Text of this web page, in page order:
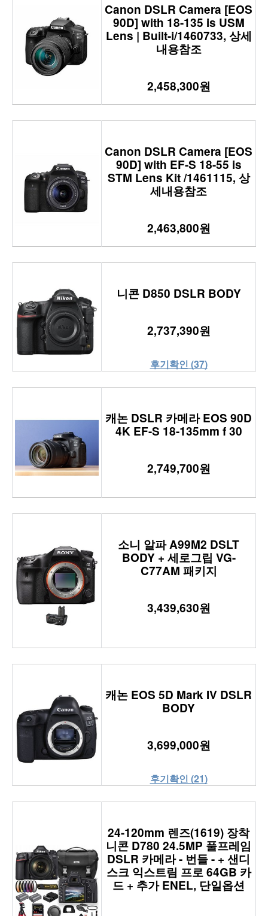
Canon DSLR Camera [EOS
90D] with 18-135 is USM
Lens | Built-i/1460733, 상세
내용참조
2,458,300원
Canon DSLR Camera [EOS
90D] with EF-S 18-55 is
STM Lens Kit /1461115, 상
세내용참조
2,463,800원
니콘 D850 DSLR BODY
2,737,390원
후기확인 (37)
캐논 DSLR 카메라 EOS 90D
4K EF-S 18-135mm f 30
2,749,700원
소니 알파 A99M2 DSLT
BODY + 세로그립 VG-
C77AM 패키지
3,439,630원
캐논 EOS 5D Mark IV DSLR
BODY
3,699,000원
후기확인 (21)
24-120mm 렌즈(1619) 장착
니콘 D780 24.5MP 풀프레임
DSLR 카메라 - 번들 - + 샌디
스크 익스트림 프로 64GB 카
드 + 추가 ENEL, 단일옵션